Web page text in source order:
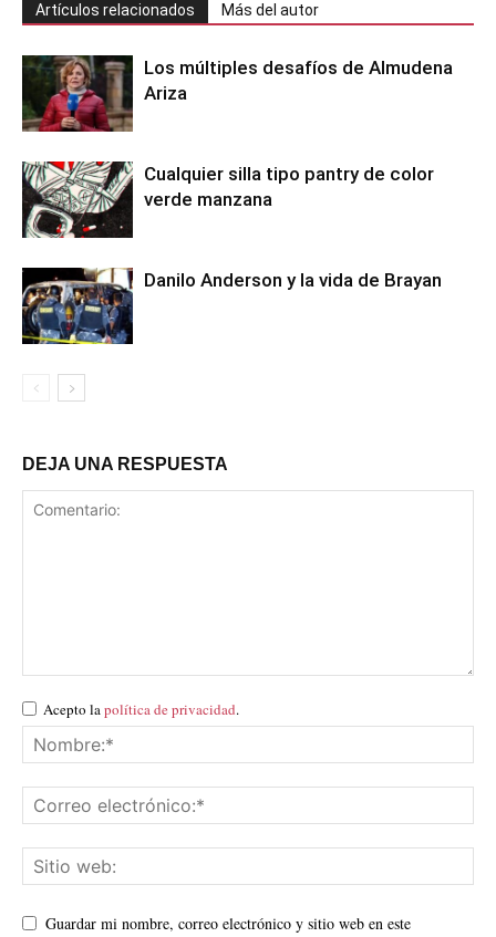
Artículos relacionados Más del autor
Los múltiples desafíos de Almudena
Ariza
Cualquier silla tipo pantry de color
verde manzana
Danilo Anderson y la vida de Brayan
DEJA UNA RESPUESTA
Acepto lapolítica de privacidad.
Guardar mi nombre, correo electrónico y sitio web en este